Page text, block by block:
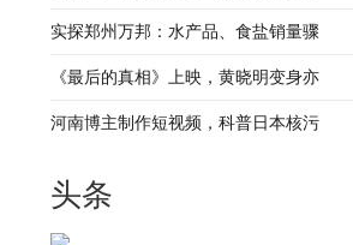
实探郑州万邦：水产品、食盐销量骤
《最后的真相》上映，黄晓明变身亦
河南博主制作短视频，科普日本核污
头条